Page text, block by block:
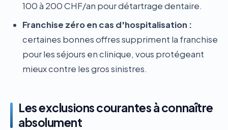
100 à 200 CHF/an pour détartrage dentaire.
Franchise zéro en cas d'hospitalisation :
certaines bonnes offres suppriment la franchise
pour les séjours en clinique, vous protégeant
mieux contre les gros sinistres.
Les exclusions courantes à connaître
absolument